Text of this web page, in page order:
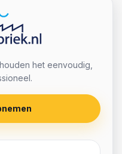
het eenvoudig,